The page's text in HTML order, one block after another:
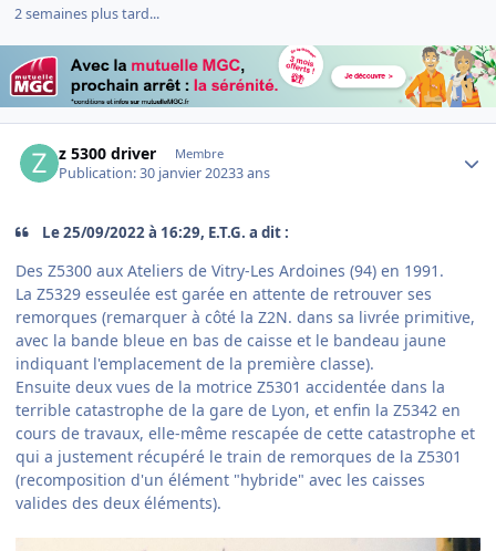
2 semaines plus tard...
z 5300 driver Membre
Publication:30 janvier 20233 ans
Le 25/09/2022 à 16:29, E.T.G. a dit :
Des Z5300 aux Ateliers de Vitry-Les Ardoines (94) en 1991.
La Z5329 esseulée est garée en attente de retrouver ses
remorques (remarquer à côté la Z2N. dans sa livrée primitive,
avec la bande bleue en bas de caisse et le bandeau jaune
indiquant l'emplacement de la première classe).
Ensuite deux vues de la motrice Z5301 accidentée dans la
terrible catastrophe de la gare de Lyon, et enfin la Z5342 en
cours de travaux, elle-même rescapée de cette catastrophe et
qui a justement récupéré le train de remorques de la Z5301
(recomposition d'un élément "hybride" avec les caisses
valides des deux éléments).